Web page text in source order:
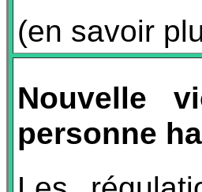
(en savoir
Nouvelle
personne